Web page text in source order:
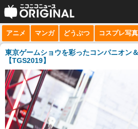
サービス一覧
niconico
動画
生放送
ニュース
アニメ マンガ どうぶつ コスプレ写真
東京ゲームショウを彩ったコンパニオン
【TGS2019】